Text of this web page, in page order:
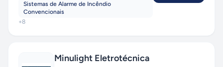
Sistemas de Alarme de Incêndio
Convencionais
+8
Minulight Eletrotécnica